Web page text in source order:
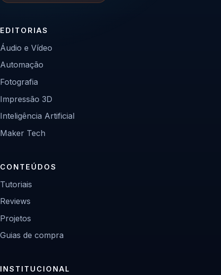
EDITORIAS
Áudio e Vídeo
Automação
Fotografia
Impressão 3D
Inteligência Artificial
Maker Tech
CONTEÚDOS
Tutoriais
Reviews
Projetos
Guias de compra
INSTITUCIONAL